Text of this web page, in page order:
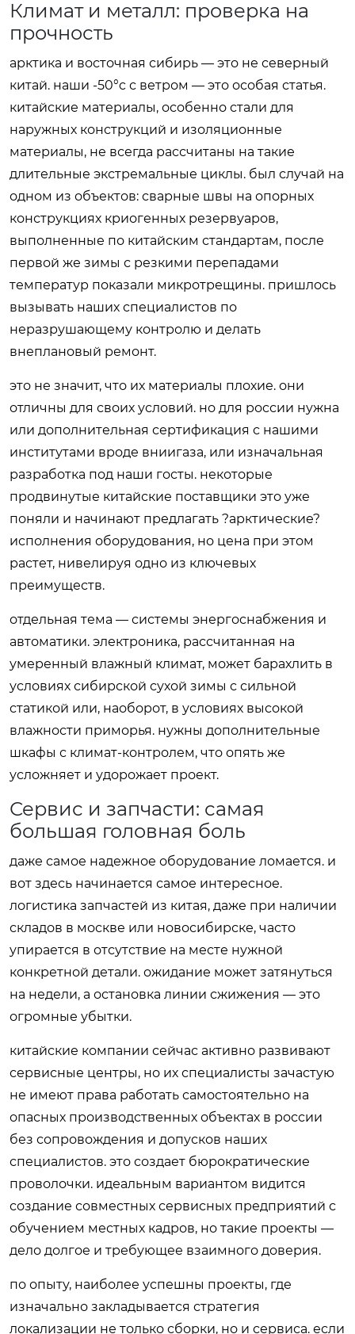
Климат и металл: проверка на
прочность
арктика и восточная сибирь — это не северный
китай. наши -50°c с ветром — это особая статья.
китайские материалы, особенно стали для
наружных конструкций и изоляционные
материалы, не всегда рассчитаны на такие
длительные экстремальные циклы. был случай на
одном из объектов: сварные швы на опорных
конструкциях криогенных резервуаров,
выполненные по китайским стандартам, после
первой же зимы с резкими перепадами
температур показали микротрещины. пришлось
вызывать наших специалистов по
неразрушающему контролю и делать
внеплановый ремонт.
это не значит, что их материалы плохие. они
отличны для своих условий. но для россии нужна
или дополнительная сертификация с нашими
институтами вроде вниигаза, или изначальная
разработка под наши госты. некоторые
продвинутые китайские поставщики это уже
поняли и начинают предлагать ?арктические?
исполнения оборудования, но цена при этом
растет, нивелируя одно из ключевых
преимуществ.
отдельная тема — системы энергоснабжения и
автоматики. электроника, рассчитанная на
умеренный влажный климат, может барахлить в
условиях сибирской сухой зимы с сильной
статикой или, наоборот, в условиях высокой
влажности приморья. нужны дополнительные
шкафы с климат-контролем, что опять же
усложняет и удорожает проект.
Сервис и запчасти: самая
большая головная боль
даже самое надежное оборудование ломается. и
вот здесь начинается самое интересное.
логистика запчастей из китая, даже при наличии
складов в москве или новосибирске, часто
упирается в отсутствие на месте нужной
конкретной детали. ожидание может затянуться
на недели, а остановка линии сжижения — это
огромные убытки.
китайские компании сейчас активно развивают
сервисные центры, но их специалисты зачастую
не имеют права работать самостоятельно на
опасных производственных объектах в россии
без сопровождения и допусков наших
специалистов. это создает бюрократические
проволочки. идеальным вариантом видится
создание совместных сервисных предприятий с
обучением местных кадров, но такие проекты —
дело долгое и требующее взаимного доверия.
по опыту, наиболее успешны проекты, где
изначально закладывается стратегия
локализации не только сборки, но и сервиса. если